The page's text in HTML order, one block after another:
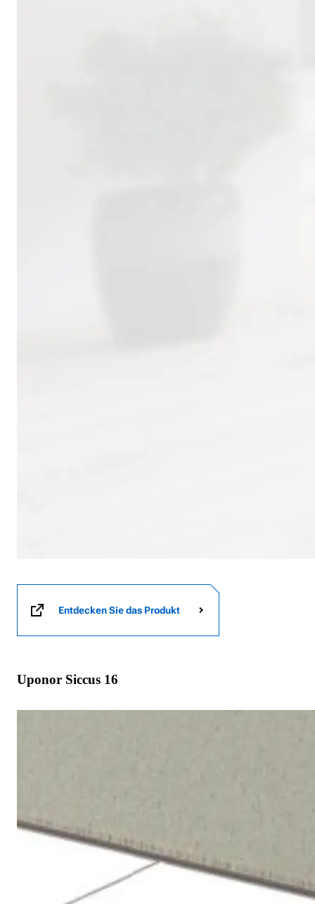
Entdecken Sie das Produkt
Uponor Siccus 16